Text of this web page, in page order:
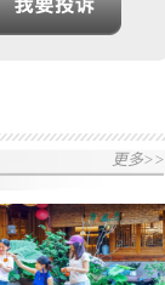
更多>>